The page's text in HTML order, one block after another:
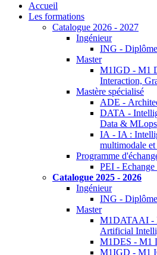
Accueil
Les formations
Catalogue 2026 - 2027
Ingénieur
ING -
Master
M1IGD - M1
Interaction,
Mastère spécialisé
ADE -
DATA -
Data & MLops
IA - IA :
multimodale
Programme
PEI -
Catalogue 2025 - 2026
Ingénieur
ING -
Master
M1DATAAI -
Artificial
M1DES - M1
M1IGD - M1